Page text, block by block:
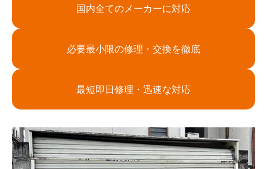
国内全てのメーカーに対応
必要最小限の修理・交換を徹底
最短即日修理・迅速な対応